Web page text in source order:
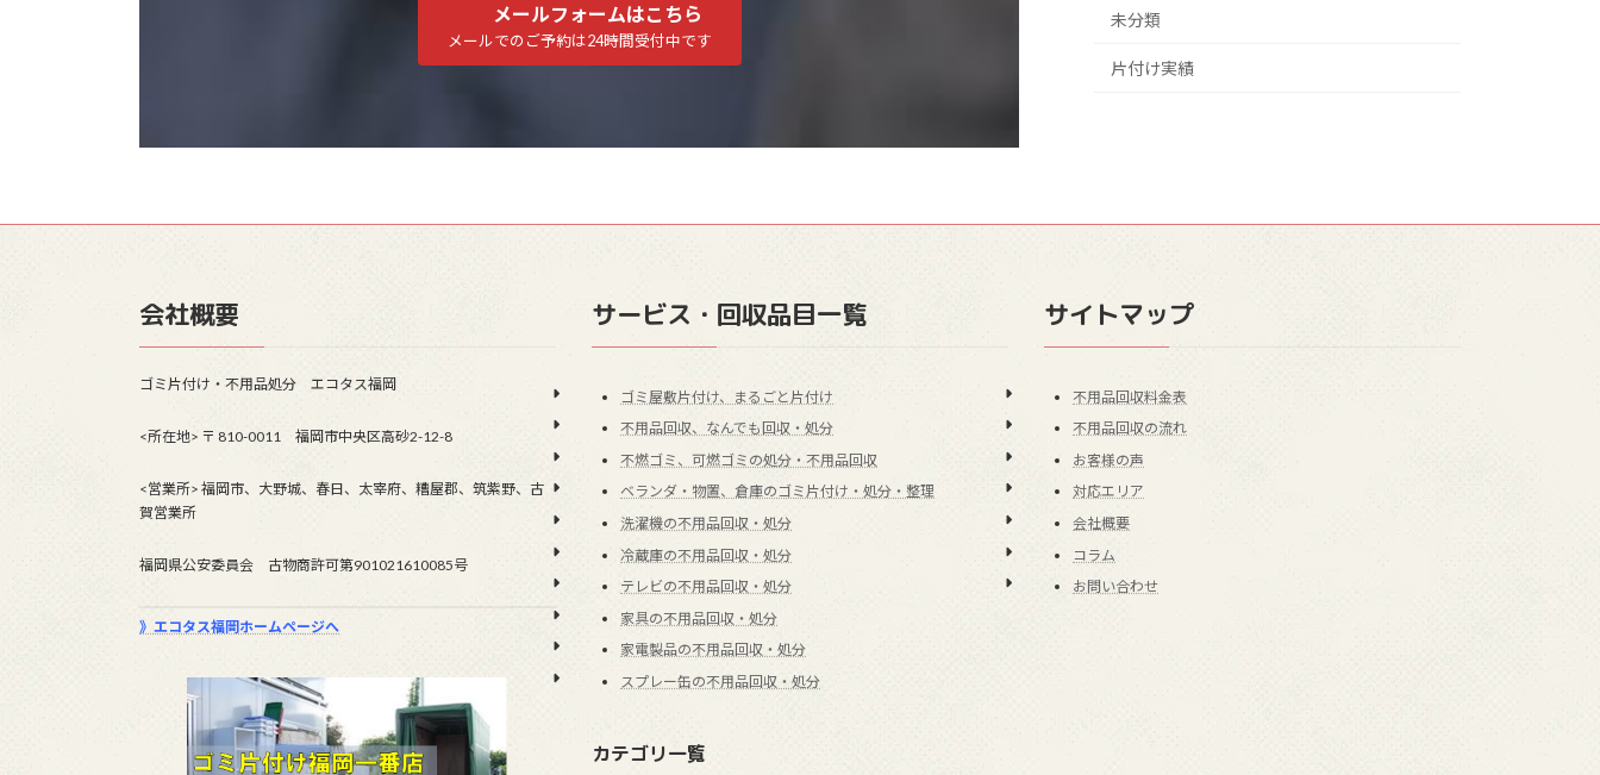
メールフォームはこちら
メールでのご予約は24時間受付中です
未分類
片付け実績
会社概要
ゴミ片付け・不用品処分 エコタス福岡
<所在地> 〒 810-0011 福岡市中央区高砂2-12-8
<営業所> 福岡市、大野城、春日、太宰府、糟屋郡、筑紫野、古
賀営業所
福岡県公安委員会 古物商許可第901021610085号
》エコタス福岡ホームページへ
サービス・回収品目一覧
ゴミ屋敷片付け、まるごと片付け
不用品回収、なんでも回収・処分
不燃ゴミ、可燃ゴミの処分・不用品回収
ベランダ・物置、倉庫のゴミ片付け・処分・整理
洗濯機の不用品回収・処分
冷蔵庫の不用品回収・処分
テレビの不用品回収・処分
家具の不用品回収・処分
家電製品の不用品回収・処分
スプレー缶の不用品回収・処分
カテゴリ一覧
サイトマップ
不用品回収料金表
不用品回収の流れ
お客様の声
対応エリア
会社概要
コラム
お問い合わせ